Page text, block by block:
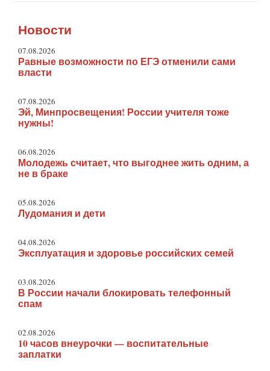
Новости
07.08.2026
Равные возможности по ЕГЭ отменили сами
власти
07.08.2026
Эй, Минпросвещения! России учителя тоже
нужны!
06.08.2026
Молодежь считает, что выгоднее жить одним, а
не в браке
05.08.2026
Лудомания и дети
04.08.2026
Эксплуатация и здоровье российских семей
03.08.2026
В России начали блокировать телефонный
спам
02.08.2026
10 часов внеурочки — воспитательные
заплатки